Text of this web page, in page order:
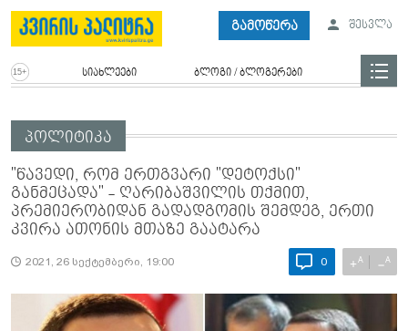
გამოწერა შესვლა
სიახლეები ბლოგი / ბლოგერები
პოლიტიკა
"წავედი, რომ ერთგვარი "დეტოქსი"
განმეცადა" - ღარიბაშვილის თქმით,
პრემიერობიდან გადადგომის შემდეგ, ერთი
კვირა ათონის მთაზე გაატარა
2021, 26 სექტემბერი, 19:00 0 +A −A